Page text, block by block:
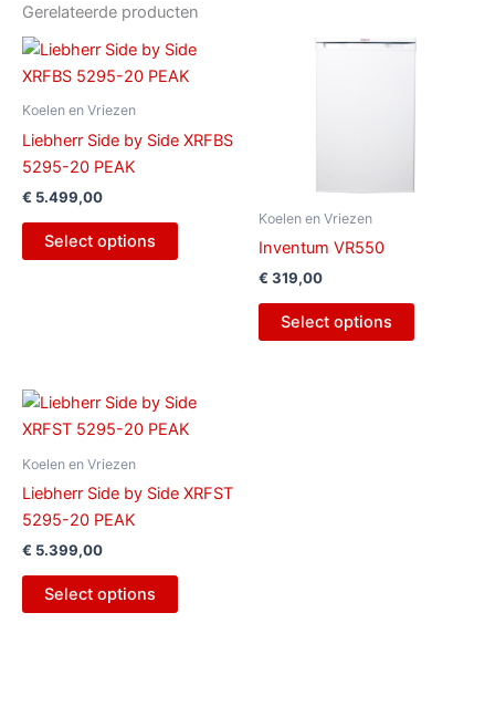
Gerelateerde producten
Koelen en Vriezen
Liebherr Side by Side XRFBS
5295-20 PEAK
€ 5.499,00
Select options
Koelen en Vriezen
Inventum VR550
€ 319,00
Select options
Koelen en Vriezen
Liebherr Side by Side XRFST
5295-20 PEAK
€ 5.399,00
Select options